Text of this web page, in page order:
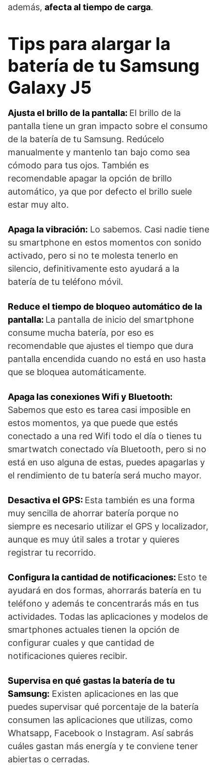
además, afecta al tiempo de carga.
Tips para alargar la
batería de tu Samsung
Galaxy J5
Ajusta el brillo de la pantalla: El brillo de la
pantalla tiene un gran impacto sobre el consumo
de la batería de tu Samsung. Redúcelo
manualmente y mantenlo tan bajo como sea
cómodo para tus ojos. También es
recomendable apagar la opción de brillo
automático, ya que por defecto el brillo suele
estar muy alto.
Apaga la vibración: Lo sabemos. Casi nadie tiene
su smartphone en estos momentos con sonido
activado, pero si no te molesta tenerlo en
silencio, definitivamente esto ayudará a la
batería de tu teléfono móvil.
Reduce el tiempo de bloqueo automático de la
pantalla: La pantalla de inicio del smartphone
consume mucha batería, por eso es
recomendable que ajustes el tiempo que dura
pantalla encendida cuando no está en uso hasta
que se bloquea automáticamente.
Apaga las conexiones Wifi y Bluetooth:
Sabemos que esto es tarea casi imposible en
estos momentos, ya que puede que estés
conectado a una red Wifi todo el día o tienes tu
smartwatch conectado vía Bluetooth, pero si no
está en uso alguna de estas, puedes apagarlas y
el rendimiento de tu batería será mucho mayor.
Desactiva el GPS: Esta también es una forma
muy sencilla de ahorrar batería porque no
siempre es necesario utilizar el GPS y localizador,
aunque es muy útil sales a trotar y quieres
registrar tu recorrido.
Configura la cantidad de notificaciones: Esto te
ayudará en dos formas, ahorrarás batería en tu
teléfono y además te concentrarás más en tus
actividades. Todas las aplicaciones y modelos de
smartphones actuales tienen la opción de
configurar cuales y que cantidad de
notificaciones quieres recibir.
Supervisa en qué gastas la batería de tu
Samsung: Existen aplicaciones en las que
puedes supervisar qué porcentaje de la batería
consumen las aplicaciones que utilizas, como
Whatsapp, Facebook o Instagram. Así sabrás
cuáles gastan más energía y te conviene tener
abiertas o cerradas.